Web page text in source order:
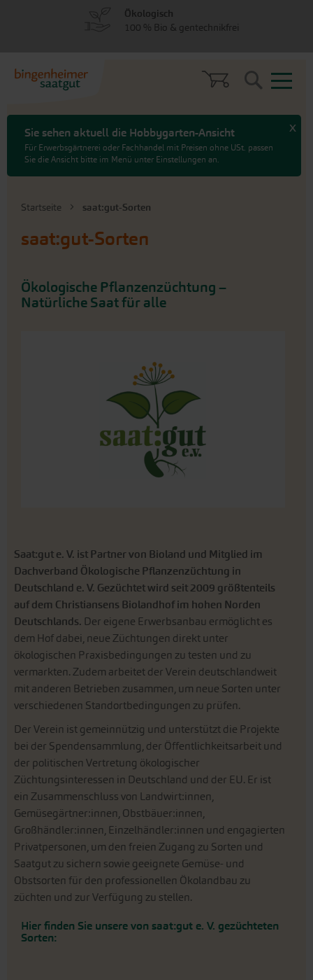
Sie sehen aktuell die Hobbygarten-Ansicht
Für Erwerbsgärtnerei oder Fachhandel mit Preisen ohne USt. passen
Sie die Ansicht bitte im Menü unter Einstellungen an.
x
Search
Startseite saat:gut-Sorten
saat:gut-Sorten
Ökologische Pflanzenzüchtung –
Natürliche Saat für alle
Saat:gut e. V. ist Partner von Bioland und Mitglied im
Dachverband Ökologische Pflanzenzüchtung in
Deutschland e. V. Gezüchtet wird seit 2009 größtenteils
auf dem Christiansens Biolandhof im hohen Norden
Deutschlands. Der eigene Erwerbsanbau ermöglicht es
dem Hof dabei, neue Züchtungen direkt unter
ökologischen Praxisbedingungen zu testen und zu
vermarkten. Zudem arbeitet der Verein deutschlandweit
mit anderen Betrieben zusammen, um neue Sorten unter
verschiedenen Standortbedingungen zu prüfen.
Der Verein ist gemeinnützig und unterstützt die Projekte
bei der Spendensammlung, der Öffentlichkeitsarbeit und
der politischen Vertretung ökologischer
Züchtungsinteressen in Deutschland und der EU. Er ist
ein Zusammenschluss von Landwirt:innen,
Gemüsegärtner:innen, Obstbäuer:innen,
Großhändler:innen, Einzelhändler:innen und engagierten
Privatpersonen, um den freien Zugang zu Sorten und
Saatgut zu sichern sowie geeignete Gemüse- und
Obstsorten für den professionellen Ökolandbau zu
züchten und zur Verfügung zu stellen.
Hier finden Sie unsere von saat:gut e. V. gezüchteten
Sorten:
Ökologisch
100 % Bio & gentechnikfrei